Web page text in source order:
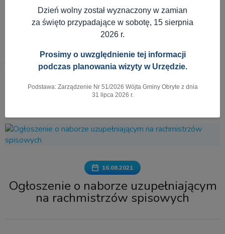
WWW.OBRYTE.PL AKTUALNOŚCI
Pokaż menu
16.08.2021
Ogłoszenie o naborze uzupełniającym
na rachmistrzów spisowych
Dzień wolny został wyznaczony w zamian
za święto przypadające w sobotę, 15 sierpnia
2026 r.
Prosimy o uwzględnienie tej informacji
podczas planowania wizyty w Urzędzie.
Podstawa: Zarządzenie Nr 51/2026 Wójta Gminy Obryte z dnia
31 lipca 2026 r.